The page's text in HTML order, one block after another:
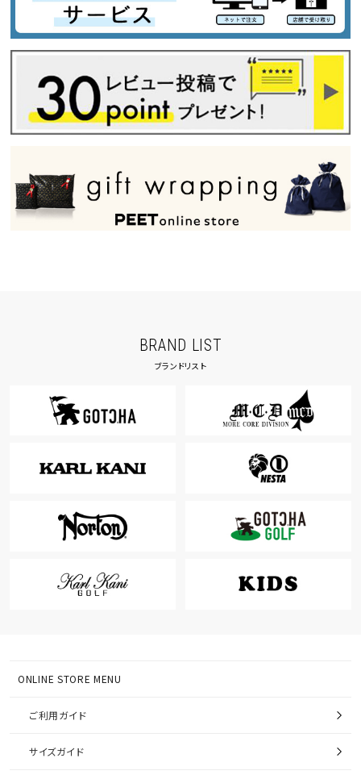
BRAND LIST
ブランドリスト
ONLINE STORE MENU
ご利用ガイド
サイズガイド